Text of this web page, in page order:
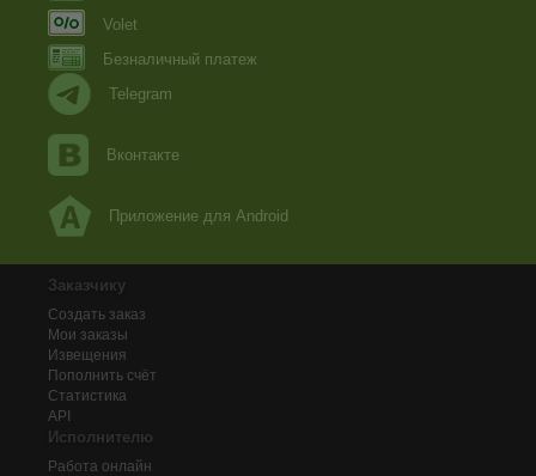
Volet
Безналичный платеж
Telegram
Вконтакте
Приложение для Android
Заказчику
Создать заказ
Мои заказы
Извещения
Пополнить счёт
Статистика
API
Исполнителю
Работа онлайн